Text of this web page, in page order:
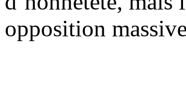
opposition